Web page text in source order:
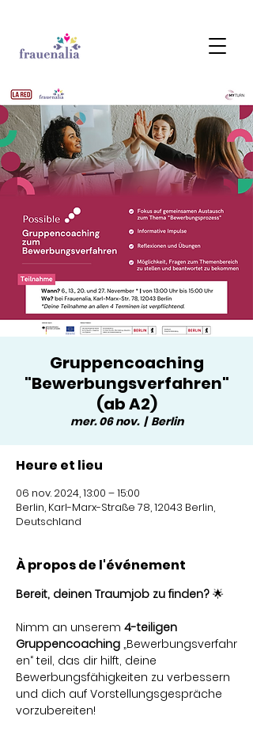
Gruppencoaching
"Bewerbungsverfahren"
(ab A2)
mer. 06 nov.
  |
Berlin
Heure et lieu
06 nov. 2024, 13:00 – 15:00
Berlin, Karl-Marx-Straße 78, 12043 Berlin,
Deutschland
À propos de l'événement
Bereit, deinen Traumjob zu finden? 🌟
Nimm an unserem 4-teiligen
Gruppencoaching „Bewerbungsverfahr
en“ teil, das dir hilft, deine
Bewerbungsfähigkeiten zu verbessern
und dich auf Vorstellungsgespräche
vorzubereiten!